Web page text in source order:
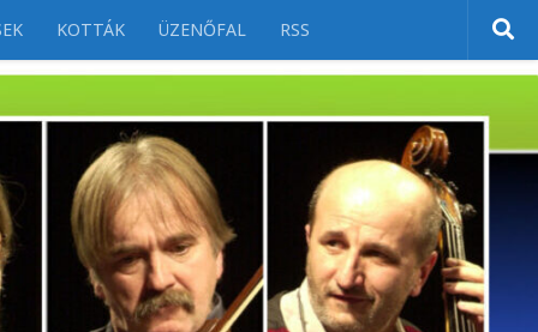
KOTTÁK ÜZENŐFAL RSS